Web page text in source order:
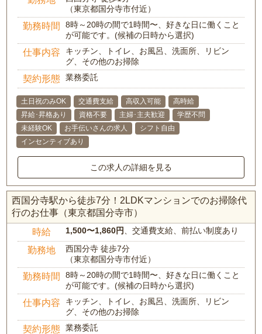
（東京都国分寺市付近）
勤務時間
8時～20時の間で1時間〜、好きな日に働くこと
が可能です。(候補の日時から選択)
仕事内容
キッチン、トイレ、お風呂、洗面所、リビン
グ、その他のお掃除
契約形態 業務委託
土日祝のみOK 交通費支給 高収入可能
高時給
昇給･昇格あり
資格不要 主婦･主夫歓迎
学歴不問
未経験OK
お手伝いさんの求人
シフト自由
インセンティブあり
この求人の詳細を見る
西国分寺駅から徒歩7分！2LDKマンションでのお掃除代
行のお仕事（東京都国分寺市）
時給 1,500〜1,860円 、交通費支給、前払い制度あり
勤務地
西国分寺 徒歩7分
（東京都国分寺市付近）
勤務時間
8時～20時の間で1時間〜、好きな日に働くこと
が可能です。(候補の日時から選択)
仕事内容
キッチン、トイレ、お風呂、洗面所、リビン
グ、その他のお掃除
契約形態 業務委託